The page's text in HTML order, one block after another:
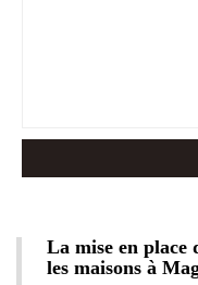
La mise en place
les maisons à